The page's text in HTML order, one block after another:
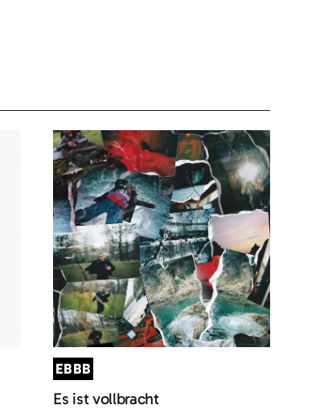
EBBB
Es ist vollbracht